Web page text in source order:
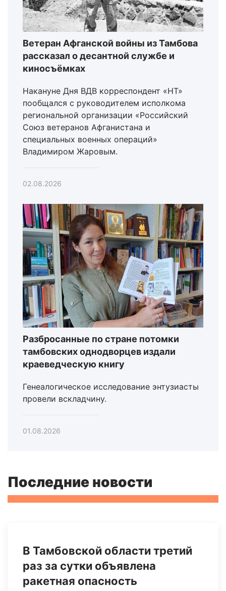
Ветеран Афганской войны из Тамбова
рассказал о десантной службе и
киносъёмках
Накануне Дня ВДВ корреспондент «НТ»
пообщался с руководителем исполкома
региональной организации «Российский
Союз ветеранов Афганистана и
специальных военных операций»
Владимиром Жаровым.
02.08.2026
Разбросанные по стране потомки
тамбовских однодворцев издали
краеведческую книгу
Генеалогическое исследование энтузиасты
провели вскладчину.
01.08.2026
Последние новости
В Тамбовской области третий
раз за сутки объявлена
ракетная опасность